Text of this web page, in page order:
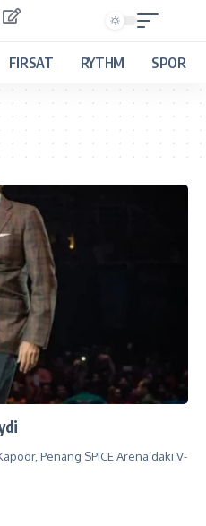
FIRSAT RYTHM SPOR
Penang SPICE Arena’daki V-